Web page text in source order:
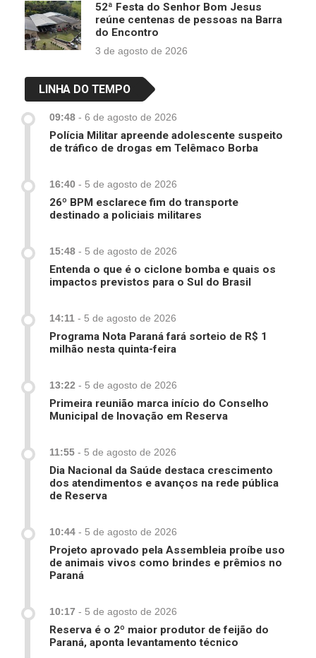
52ª Festa do Senhor Bom Jesus
reúne centenas de pessoas na Barra
do Encontro
3 de agosto de 2026
LINHA DO TEMPO
09:48 - 6 de agosto de 2026
Polícia Militar apreende adolescente suspeito
de tráfico de drogas em Telêmaco Borba
16:40 - 5 de agosto de 2026
26º BPM esclarece fim do transporte
destinado a policiais militares
15:48 - 5 de agosto de 2026
Entenda o que é o ciclone bomba e quais os
impactos previstos para o Sul do Brasil
14:11 - 5 de agosto de 2026
Programa Nota Paraná fará sorteio de R$ 1
milhão nesta quinta-feira
13:22 - 5 de agosto de 2026
Primeira reunião marca início do Conselho
Municipal de Inovação em Reserva
11:55 - 5 de agosto de 2026
Dia Nacional da Saúde destaca crescimento
dos atendimentos e avanços na rede pública
de Reserva
10:44 - 5 de agosto de 2026
Projeto aprovado pela Assembleia proíbe uso
de animais vivos como brindes e prêmios no
Paraná
10:17 - 5 de agosto de 2026
Reserva é o 2º maior produtor de feijão do
Paraná, aponta levantamento técnico